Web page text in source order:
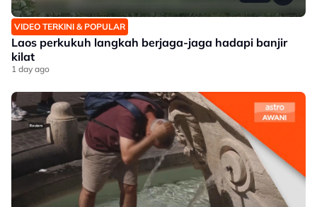
VIDEO TERKINI & POPULAR
Laos perkukuh langkah berjaga-jaga hadapi banjir
kilat
1 day ago